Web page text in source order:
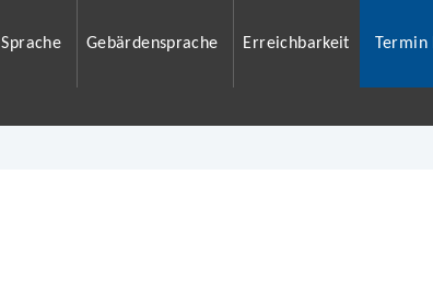
Gebärdensprache Erreichbarkeit
Termin